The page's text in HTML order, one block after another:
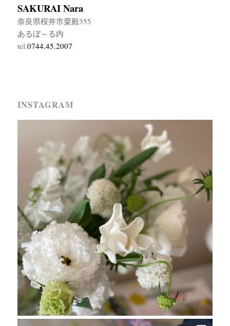
SAKURAI Nara
奈良県桜井市粟殿355
あるぼ～る内
tel.0744.45.2007
INSTAGRAM